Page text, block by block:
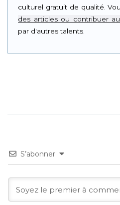
culturel gratuit de qualité.
des articles ou contribuer
par d'autres talents.
S’abonner